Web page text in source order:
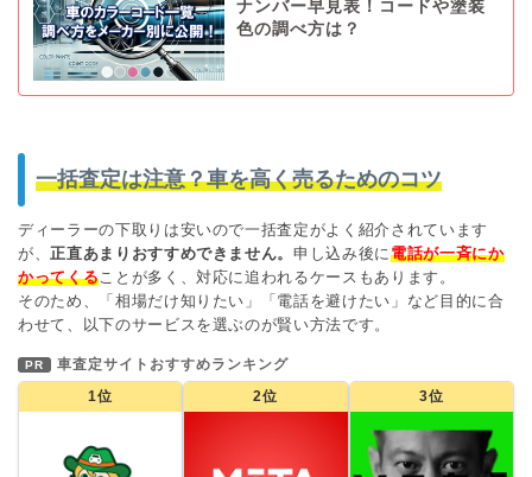
ナンバー早見表！コードや塗装
色の調べ方は？
一括査定は注意？車を高く売るためのコツ
ディーラーの下取りは安いので一括査定がよく紹介されています
が、正直あまりおすすめできません。申し込み後に 電話が一斉にか
かってくる ことが多く、対応に追われるケースもあります。
そのため、「相場だけ知りたい」「電話を避けたい」など目的に合
わせて、以下のサービスを選ぶのが賢い方法です。
PR
車査定サイトおすすめランキング
1位
2位 3位